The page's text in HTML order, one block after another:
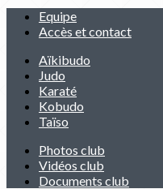
Equipe
Accès et contact
Aïkibudo
Judo
Karaté
Kobudo
Taïso
Photos club
Vidéos club
Documents club